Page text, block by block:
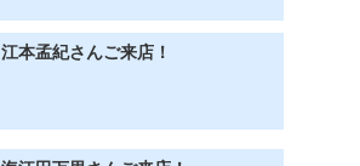
江本孟紀さんご来店！